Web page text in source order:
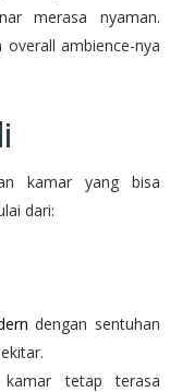
merasa nyaman.
ambience-nya
kamar yang bisa
dari:
dengan sentuhan
kamar tetap terasa